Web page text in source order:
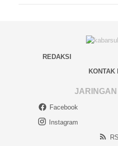
REDAKSI
KONTAK
Facebook
Instagram